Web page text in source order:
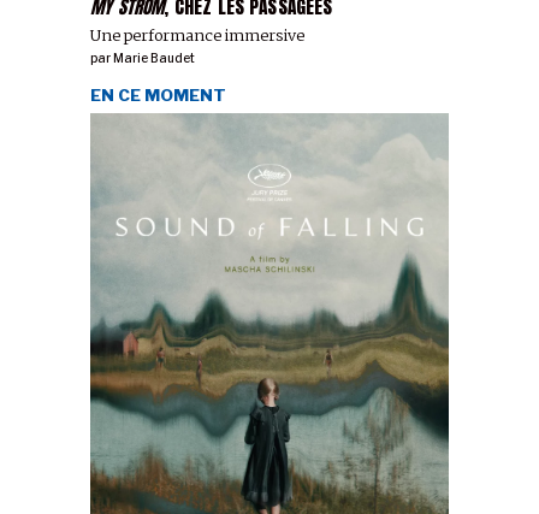
MY STRÖM, CHEZ LES PASSAGÉES
Une performance immersive
parMarie Baudet
EN CE MOMENT